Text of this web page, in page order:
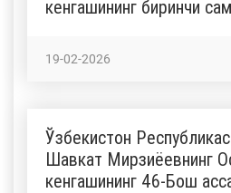
кенгашининг биринчи
19-02-2026
Ўзбекистон
Шавкат Мирзиёевнинг
кенгашининг 46-Бош